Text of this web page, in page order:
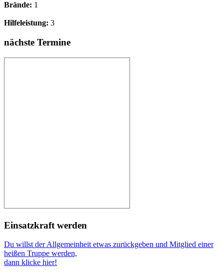
Brände: 1
Hilfeleistung: 3
nächste Termine
Einsatzkraft werden
Du willst der Allgemeinheit etwas zurückgeben und Mitglied einer
heißen Truppe werden,
dann klicke hier!